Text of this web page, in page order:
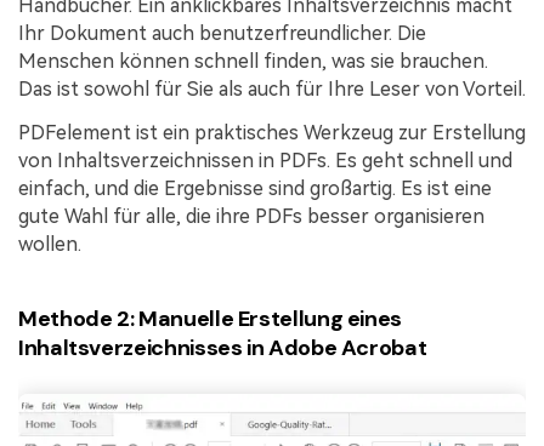
Handbücher. Ein anklickbares Inhaltsverzeichnis macht
Ihr Dokument auch benutzerfreundlicher. Die
Menschen können schnell finden, was sie brauchen.
Das ist sowohl für Sie als auch für Ihre Leser von Vorteil.
PDFelement ist ein praktisches Werkzeug zur Erstellung
von Inhaltsverzeichnissen in PDFs. Es geht schnell und
einfach, und die Ergebnisse sind großartig. Es ist eine
gute Wahl für alle, die ihre PDFs besser organisieren
wollen.
Methode 2: Manuelle Erstellung eines
Inhaltsverzeichnisses in Adobe Acrobat